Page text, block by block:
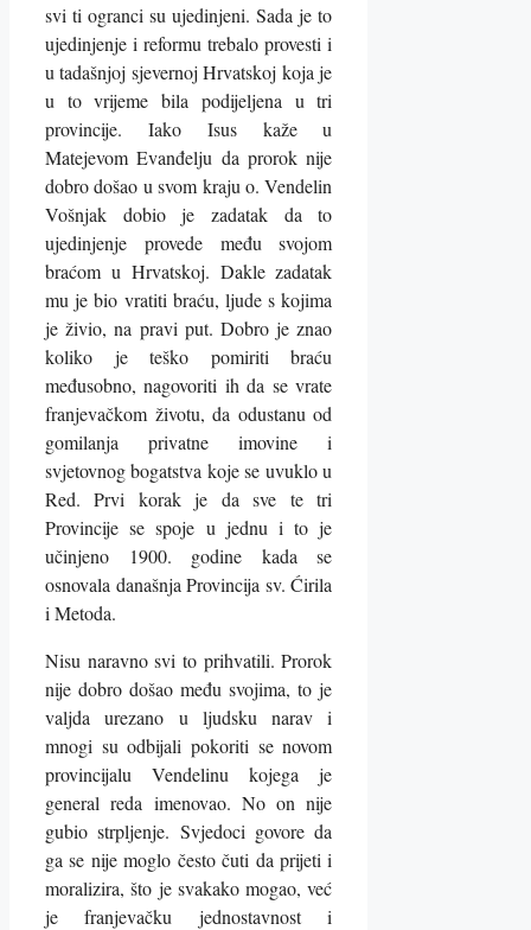
svi ti ogranci su ujedinjeni. Sada je to
ujedinjenje i reformu trebalo provesti i
u tadašnjoj sjevernoj Hrvatskoj koja je
u to vrijeme bila podijeljena u tri
provincije. Iako Isus kaže u
Matejevom Evanđelju da prorok nije
dobro došao u svom kraju o. Vendelin
Vošnjak dobio je zadatak da to
ujedinjenje provede među svojom
braćom u Hrvatskoj. Dakle zadatak
mu je bio vratiti braću, ljude s kojima
je živio, na pravi put. Dobro je znao
koliko je teško pomiriti braću
međusobno, nagovoriti ih da se vrate
franjevačkom životu, da odustanu od
gomilanja privatne imovine i
svjetovnog bogatstva koje se uvuklo u
Red. Prvi korak je da sve te tri
Provincije se spoje u jednu i to je
učinjeno 1900. godine kada se
osnovala današnja Provincija sv. Ćirila
i Metoda.
Nisu naravno svi to prihvatili. Prorok
nije dobro došao među svojima, to je
valjda urezano u ljudsku narav i
mnogi su odbijali pokoriti se novom
provincijalu Vendelinu kojega je
general reda imenovao. No on nije
gubio strpljenje. Svjedoci govore da
ga se nije moglo često čuti da prijeti i
moralizira, što je svakako mogao, već
je franjevačku jednostavnost i